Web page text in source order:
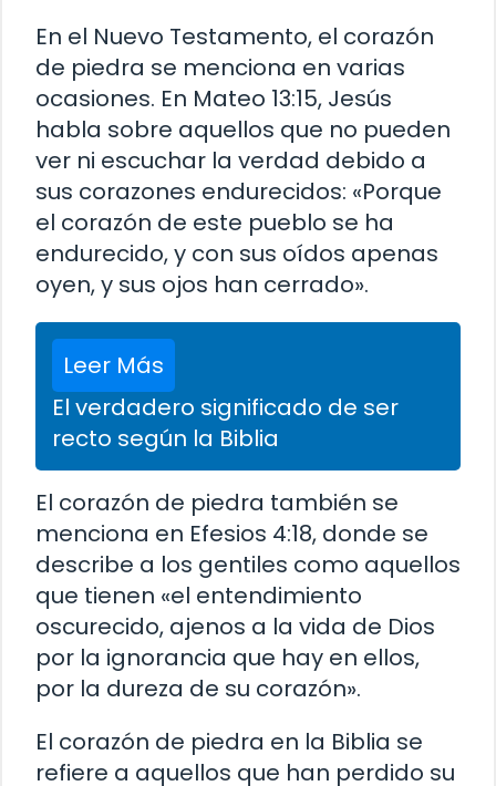
En el Nuevo Testamento, el corazón
de piedra se menciona en varias
ocasiones. En Mateo 13:15, Jesús
habla sobre aquellos que no pueden
ver ni escuchar la verdad debido a
sus corazones endurecidos: «Porque
el corazón de este pueblo se ha
endurecido, y con sus oídos apenas
oyen, y sus ojos han cerrado».
Leer Más
El verdadero significado de ser
recto según la Biblia
El corazón de piedra también se
menciona en Efesios 4:18, donde se
describe a los gentiles como aquellos
que tienen «el entendimiento
oscurecido, ajenos a la vida de Dios
por la ignorancia que hay en ellos,
por la dureza de su corazón».
El corazón de piedra en la Biblia se
refiere a aquellos que han perdido su